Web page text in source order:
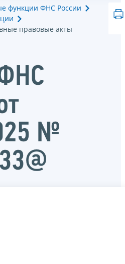
функции ФНС России
правовые акты
№